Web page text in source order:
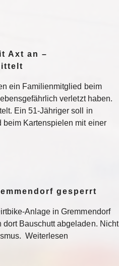
Axt an –
ein Familienmitglied beim
verletzt haben.
Ein 51-Jähriger soll in
Kartenspielen mit einer
gesperrt
Anlage in Gremmendorf
dort Bauschutt abgeladen. Nicht
Weiterlesen